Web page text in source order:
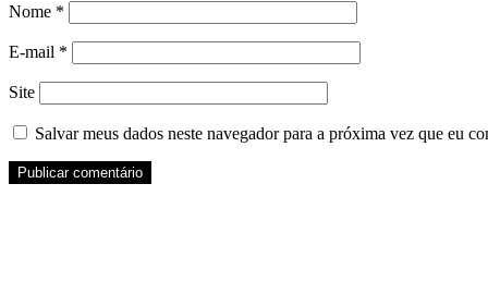
Nome *
E-mail *
Site
Salvar meus dados neste navegador para a próxima vez que eu